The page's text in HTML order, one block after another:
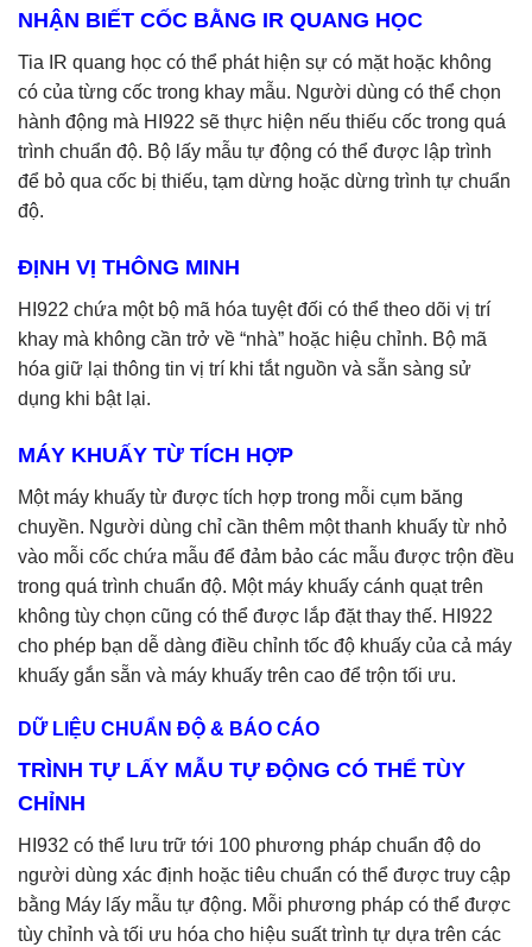
NHẬN BIẾT CỐC BẰNG IR QUANG HỌC
Tia IR quang học có thể phát hiện sự có mặt hoặc không
có của từng cốc trong khay mẫu. Người dùng có thể chọn
hành động mà HI922 sẽ thực hiện nếu thiếu cốc trong quá
trình chuẩn độ. Bộ lấy mẫu tự động có thể được lập trình
để bỏ qua cốc bị thiếu, tạm dừng hoặc dừng trình tự chuẩn
độ.
ĐỊNH VỊ THÔNG MINH
HI922 chứa một bộ mã hóa tuyệt đối có thể theo dõi vị trí
khay mà không cần trở về “nhà” hoặc hiệu chỉnh. Bộ mã
hóa giữ lại thông tin vị trí khi tắt nguồn và sẵn sàng sử
dụng khi bật lại.
MÁY KHUẤY TỪ TÍCH HỢP
Một máy khuấy từ được tích hợp trong mỗi cụm băng
chuyền. Người dùng chỉ cần thêm một thanh khuấy từ nhỏ
vào mỗi cốc chứa mẫu để đảm bảo các mẫu được trộn đều
trong quá trình chuẩn độ. Một máy khuấy cánh quạt trên
không tùy chọn cũng có thể được lắp đặt thay thế. HI922
cho phép bạn dễ dàng điều chỉnh tốc độ khuấy của cả máy
khuấy gắn sẵn và máy khuấy trên cao để trộn tối ưu.
DỮ LIỆU CHUẨN ĐỘ & BÁO CÁO
TRÌNH TỰ LẤY MẪU TỰ ĐỘNG CÓ THỂ TÙY
CHỈNH
HI932 có thể lưu trữ tới 100 phương pháp chuẩn độ do
người dùng xác định hoặc tiêu chuẩn có thể được truy cập
bằng Máy lấy mẫu tự động. Mỗi phương pháp có thể được
tùy chỉnh và tối ưu hóa cho hiệu suất trình tự dựa trên các